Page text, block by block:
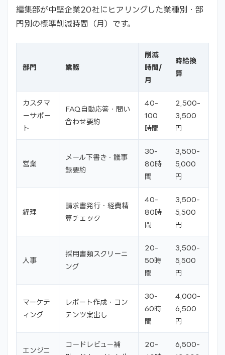
編集部が中堅企業20社にヒアリングした業種別・部
門別の標準削減時間（月）です。
部門 業務
削減
時間/
月
時給換
算
カスタマ
ーサポー
ト
FAQ自動応答・問い
合わせ要約
40-
100
時間
2,500-
3,500
円
営業
メール下書き・議事
録要約
30-
80時
間
3,500-
5,000
円
経理
請求書発行・経費精
算チェック
40-
80時
間
3,500-
5,500
円
人事
採用書類スクリーニ
ング
20-
50時
間
3,500-
5,500
円
マーケテ
ィング
レポート作成・コン
テンツ案出し
30-
60時
間
4,000-
6,500
円
エンジニ
コードレビュー補
20-
6,500-